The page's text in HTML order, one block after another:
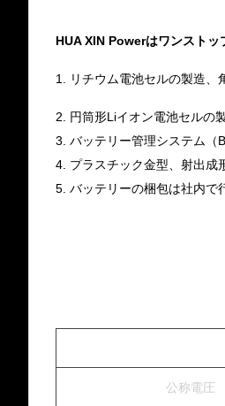
HUA XIN Powerはワンストッ
1. リチウム電池セルの製造、
2. 円筒形Liイオン電池セルの
3. バッテリー管理システム（
4. プラスチック金型、射出成
5. バッテリーの梱包は社内で
公称電圧